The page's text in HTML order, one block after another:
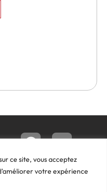
ce site, vous acceptez
votre expérience